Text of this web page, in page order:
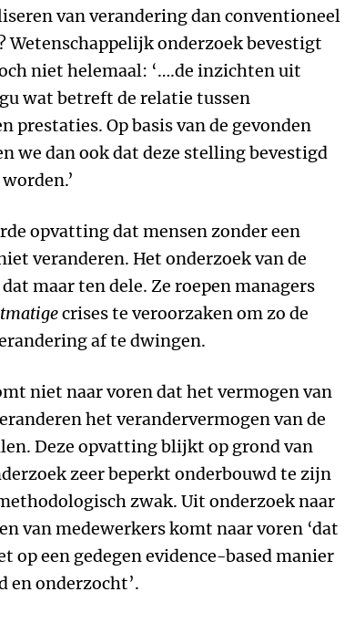
van verandering dan conventioneel
Wetenschappelijk onderzoek bevestigt
niet helemaal: ‘….de inzichten uit
wat betreft de relatie tussen
prestaties. Op basis van de gevonden
we dan ook dat deze stelling bevestigd
opvatting dat mensen zonder een
veranderen. Het onderzoek van de
maar ten dele. Ze roepen managers
crises te veroorzaken om zo de
af te dwingen.
niet naar voren dat het vermogen van
het verandervermogen van de
Deze opvatting blijkt op grond van
zeer beperkt onderbouwd te zijn
zwak. Uit onderzoek naar
van medewerkers komt naar voren ‘dat
op een gedegen evidence-based manier
en onderzocht’.